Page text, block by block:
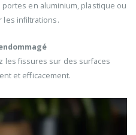
en aluminium, plastique ou
les infiltrations.
les fissures sur des surfaces
et efficacement.